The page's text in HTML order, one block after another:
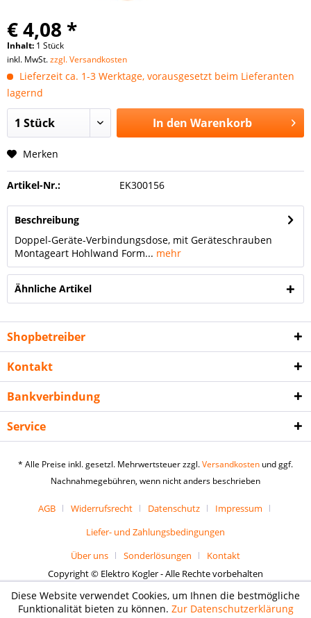
€ 4,08 *
Inhalt: 1 Stück
inkl. MwSt.zzgl. Versandkosten
Lieferzeit ca. 1-3 Werktage, vorausgesetzt beim Lieferanten
lagernd
In den Warenkorb
Merken
Artikel-Nr.: EK300156
Beschreibung
Doppel-Geräte-Verbindungsdose, mit Geräteschrauben
Montageart Hohlwand Form... mehr
Ähnliche Artikel
Shopbetreiber
Kontakt
Bankverbindung
Service
* Alle Preise inkl. gesetzl. Mehrwertsteuer zzgl.Versandkosten und ggf.
Nachnahmegebühren, wenn nicht anders beschrieben
AGB Widerrufsrecht Datenschutz
Impressum
Liefer- und Zahlungsbedingungen
Über uns
Sonderlösungen
Kontakt
Copyright © Elektro Kogler - Alle Rechte vorbehalten
Diese Website verwendet Cookies, um Ihnen die bestmögliche
Funktionalität bieten zu können. Zur Datenschutzerklärung